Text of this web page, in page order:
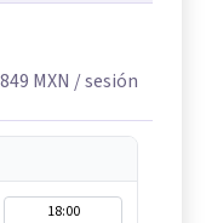
849 MXN / sesión
18:00